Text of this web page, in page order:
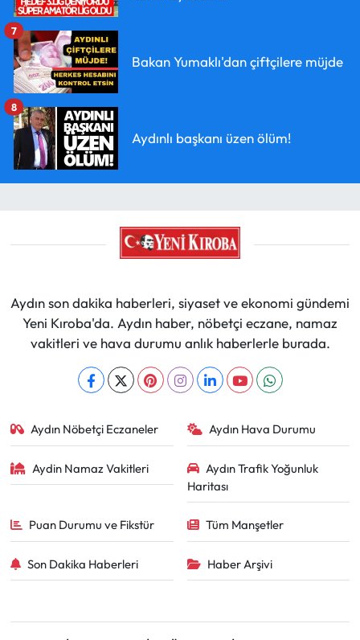
Bakan Yumaklı'dan çiftçilere müjde
7
Aydınlı başkanı üzen ölüm!
8
Aydın son dakika haberleri, siyaset ve ekonomi gündemi
Yeni Kıroba'da. Aydın haber, nöbetçi eczane, namaz
vakitleri ve hava durumu anlık haberlerle burada.
Aydın Nöbetçi Eczaneler Aydın Hava Durumu
Aydin Namaz Vakitleri
Aydın Trafik Yoğunluk
Haritası
Puan Durumu ve Fikstür Tüm Manşetler
Son Dakika Haberleri Haber Arşivi